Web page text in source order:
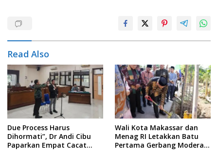
Read Also
Due Process Harus
Dihormati”, Dr Andi Cibu
Paparkan Empat Cacat
Wali Kota Makassar dan
Menag RI Letakkan Batu
Pertama Gerbang Moderasi